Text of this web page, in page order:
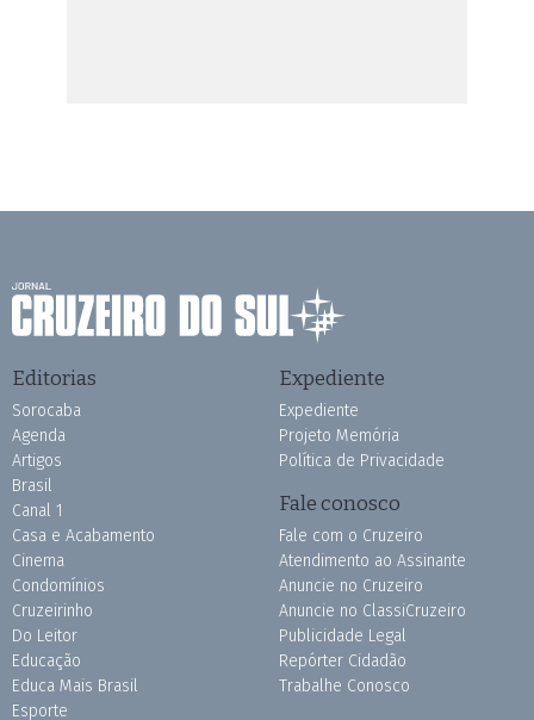
Editorias
Sorocaba
Agenda
Artigos
Brasil
Canal 1
Casa e Acabamento
Cinema
Condomínios
Cruzeirinho
Do Leitor
Educação
Educa Mais Brasil
Esporte
Expediente
Expediente
Projeto Memória
Política de Privacidade
Fale conosco
Fale com o Cruzeiro
Atendimento ao Assinante
Anuncie no Cruzeiro
Anuncie no ClassiCruzeiro
Publicidade Legal
Repórter Cidadão
Trabalhe Conosco